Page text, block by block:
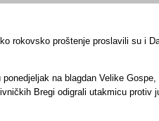
rokovsko proštenje proslavili su i
na blagdan Velike
Bregi odigrali utakmicu protiv